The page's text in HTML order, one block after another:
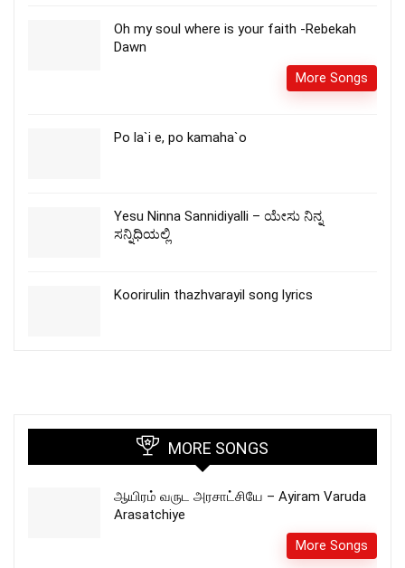
Oh my soul where is your faith -Rebekah
Dawn
More Songs
Po la`i e, po kamaha`o
Yesu Ninna Sannidiyalli – ಯೇಸು ನಿನ್ನ
ಸನ್ನಿಧಿಯಲ್ಲಿ
Koorirulin thazhvarayil song lyrics
MORE SONGS
ஆயிரம் வருட அரசாட்சியே – Ayiram Varuda
Arasatchiye
More Songs